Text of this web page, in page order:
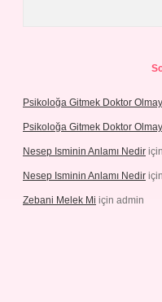
Psikoloğa Gitmek Doktor
Psikoloğa Gitmek Doktor
Nesep Isminin Anlamı Nedir için
Nesep Isminin Anlamı Nedir için
Zebani Melek Mi için admin